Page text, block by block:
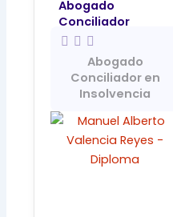
Abogado
Conciliador
Abogado
Conciliador en
Insolvencia